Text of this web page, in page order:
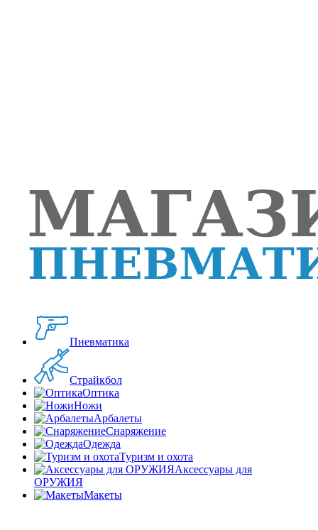
Пневматика
Страйкбол
Оптика
Ножи
Арбалеты
Снаряжение
Одежда
Туризм и охота
Аксессуары для
ОРУЖИЯ
Макеты